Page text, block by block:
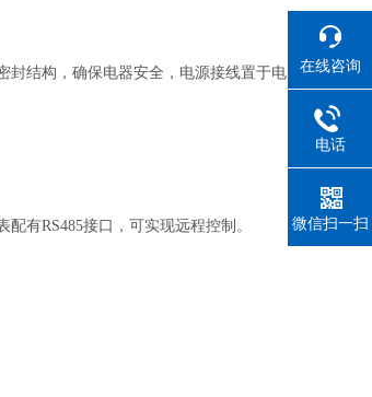
封结构，确保电器安全，电源接线置于电
有RS485接口，可实现远程控制。
在线咨询
电话
微信扫一扫